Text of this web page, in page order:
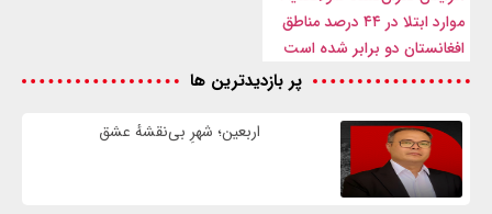
موارد ابتلا در ۴۴ درصد مناطق
افغانستان دو برابر شده است
پر بازدیدترین ها
اربعین؛ شهرِ بی‌نقشهٔ عشق